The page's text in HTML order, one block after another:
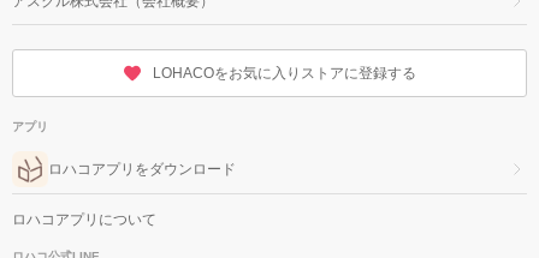
LOHACOをお気に入りストアに登録する
アプリ
ロハコアプリをダウンロード
ロハコアプリについて